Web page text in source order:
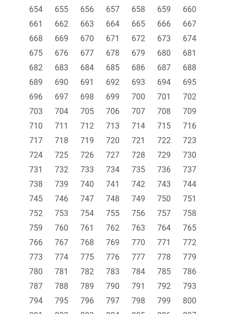
654
655 656 657 658 659
660
661
662 663 664 665 666
667
668
669 670 671 672 673
674
675
676 677 678 679 680
681
682
683 684 685 686 687
688
689
690 691 692 693 694
695
696
697 698 699 700 701
702
703
704 705 706 707 708
709
710
711 712 713 714 715
716
717
718 719 720 721 722
723
724
725 726 727 728 729
730
731
732 733 734 735 736
737
738
739 740 741 742 743
744
745
746 747 748 749 750
751
752
753 754 755 756 757
758
759
760 761 762 763 764
765
766
767 768 769 770 771
772
773
774 775 776 777 778
779
780
781 782 783 784 785
786
787
788 789 790 791 792
793
794
795 796 797 798 799
800